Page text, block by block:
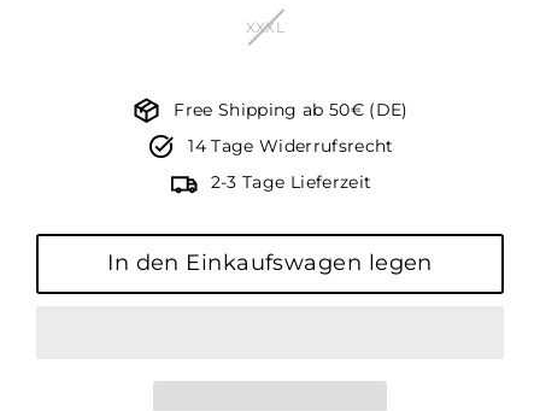
XXXL
Free Shipping ab 50€ (DE)
14 Tage Widerrufsrecht
2-3 Tage Lieferzeit
In den Einkaufswagen legen